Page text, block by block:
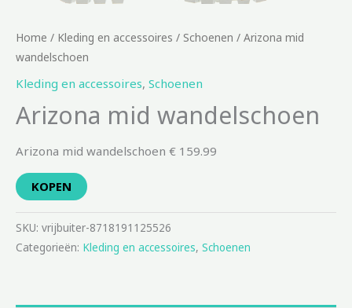
Home / Kleding en accessoires / Schoenen / Arizona mid
wandelschoen
Kleding en accessoires, Schoenen
Arizona mid wandelschoen
Arizona mid wandelschoen € 159.99
KOPEN
SKU: vrijbuiter-8718191125526
Categorieën: Kleding en accessoires, Schoenen